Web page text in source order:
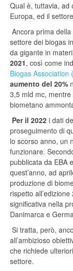
Qual è, tuttavia, ad
Europa, ed il
Ancora prima
settore dei biogas
da gigante in
2021, così come
Biogas Association
aumento del 20%
3,5 mld mc,
biometano
Per il 2022 i dati
proseguimento di
lo scorso anno, un
funzionare.
pubblicata da EBA
quest’anno, ad
produzione di
rispetto
significativa nella
Danimarca e
Si tratta, però,
all’ambizioso
che richiede
settore.